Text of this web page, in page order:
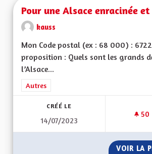
Pour une Alsace enracinée
kauss
Mon Code postal (ex : 68 000) :
proposition : Quels sont les grands
l’Alsace...
Filtrer les résultats de la catégorie :
Autres
CRÉÉ LE
14/07/2023
50
VOIR LA